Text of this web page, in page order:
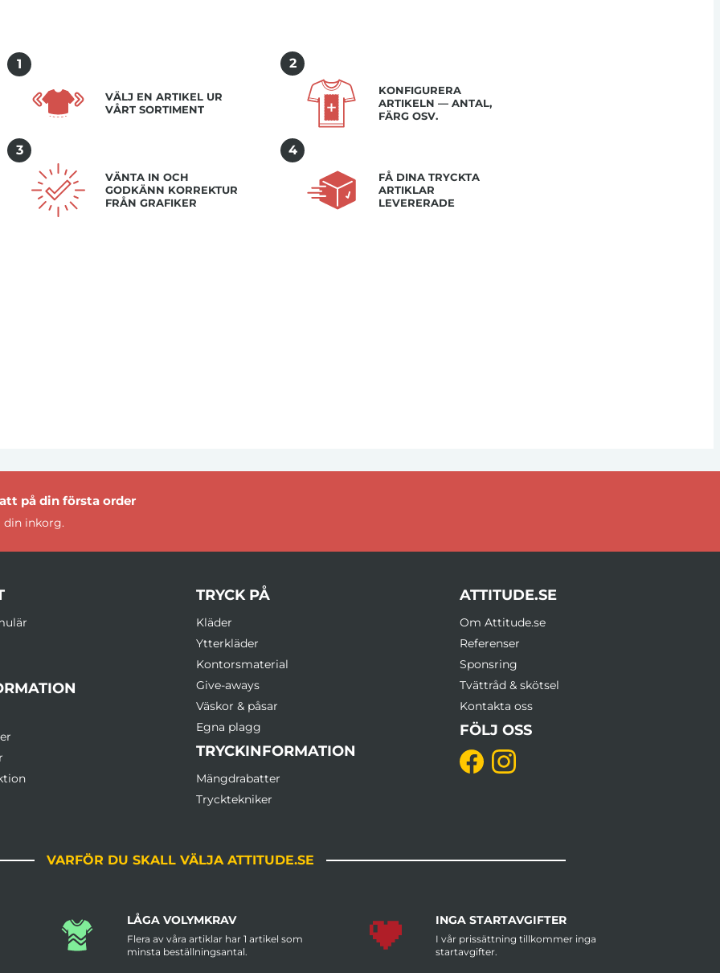
1
VÄLJ EN ARTIKEL UR
VÅRT SORTIMENT
2
KONFIGURERA
ARTIKELN — ANTAL,
FÄRG OSV.
3
VÄNTA IN OCH
GODKÄNN KORREKTUR
FRÅN GRAFIKER
4
FÅ DINA TRYCKTA
ARTIKLAR
LEVERERADE
på din första order
din inkorg.
TRYCK PÅ
Kläder
Ytterkläder
Kontorsmaterial
Give-aways
Väskor & påsar
Egna plagg
TRYCKINFORMATION
Mängdrabatter
Trycktekniker
ATTITUDE.SE
Om Attitude.se
Referenser
Sponsring
Tvättråd & skötsel
Kontakta oss
FÖLJ OSS
VARFÖR DU SKALL VÄLJA ATTITUDE.SE
LÅGA VOLYMKRAV
Flera av våra artiklar har 1 artikel som
minsta beställningsantal.
INGA STARTAVGIFTER
I vår prissättning tillkommer inga
startavgifter.